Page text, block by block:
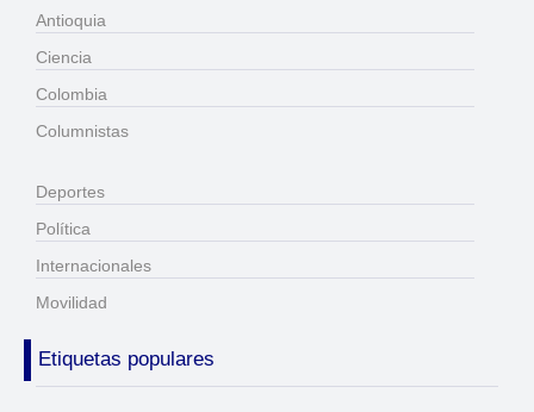
Antioquia
Ciencia
Colombia
Columnistas
Deportes
Política
Internacionales
Movilidad
Etiquetas populares